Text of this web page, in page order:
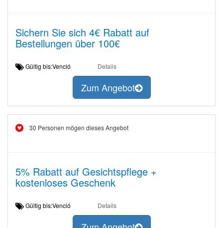
Sichern Sie sich 4€ Rabatt auf
Bestellungen über 100€
Gültig bis:Venció Details
Zum Angebot
30 Personen mögen dieses Angebot
5% Rabatt auf Gesichtspflege +
kostenloses Geschenk
Gültig bis:Venció Details